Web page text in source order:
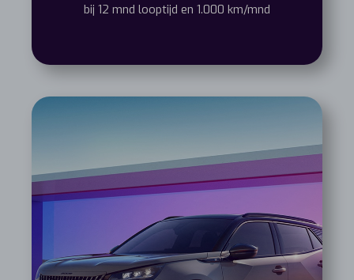
bij 12 mnd looptijd en 1.000 km/mnd